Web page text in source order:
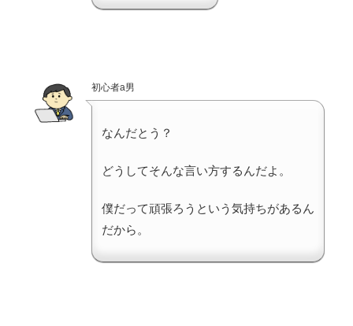
初心者a男
なんだとう？
どうしてそんな言い方するんだよ。
僕だって頑張ろうという気持ちがあるん
だから。